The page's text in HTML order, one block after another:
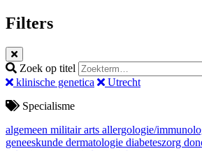
Filters
Zoek op titel
klinische genetica
Utrecht
Specialisme
algemeen militair arts allergologie/
geneeskunde dermatologie diabeteszorg